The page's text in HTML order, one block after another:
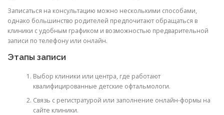
Записаться на консультацию можно несколькими способами,
однако большинство родителей предпочитают обращаться в
клиники с удобным графиком и возможностью предварительной
записи по телефону или онлайн.
Этапы записи
Выбор клиники или центра, где работают
квалифицированные детские офтальмологи.
Связь с регистратурой или заполнение онлайн-формы на
сайте клиники.